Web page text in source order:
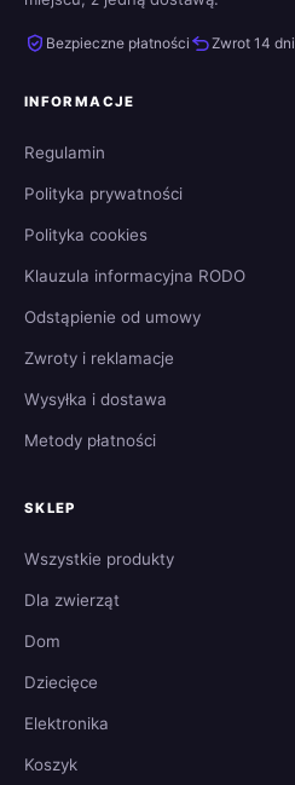
Bezpieczne płatności Zwrot 14 dni
INFORMACJE
Regulamin
Polityka prywatności
Polityka cookies
Klauzula informacyjna RODO
Odstąpienie od umowy
Zwroty i reklamacje
Wysyłka i dostawa
Metody płatności
SKLEP
Wszystkie produkty
Dla zwierząt
Dom
Dziecięce
Elektronika
Koszyk